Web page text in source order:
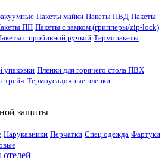
Пакеты майки Пакеты ПВД Пакеты
ПП Пакеты с замком (грипперы/zip-lock)
с пробивной ручкой Термопакеты
упаковки Пленки для горячего стола ПВХ
Термоусадочные пленки
защиты
Нарукавники Перчатки Спец одежда Фартуки